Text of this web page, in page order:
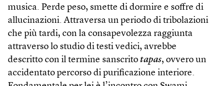
musica. Perde peso, smette di dormire e soffre di
allucinazioni. Attraversa un periodo di tribolazioni
che più tardi, con la consapevolezza raggiunta
attraverso lo studio di testi vedici, avrebbe
descritto con il termine sanscrito tapas, ovvero un
accidentato percorso di purificazione interiore.